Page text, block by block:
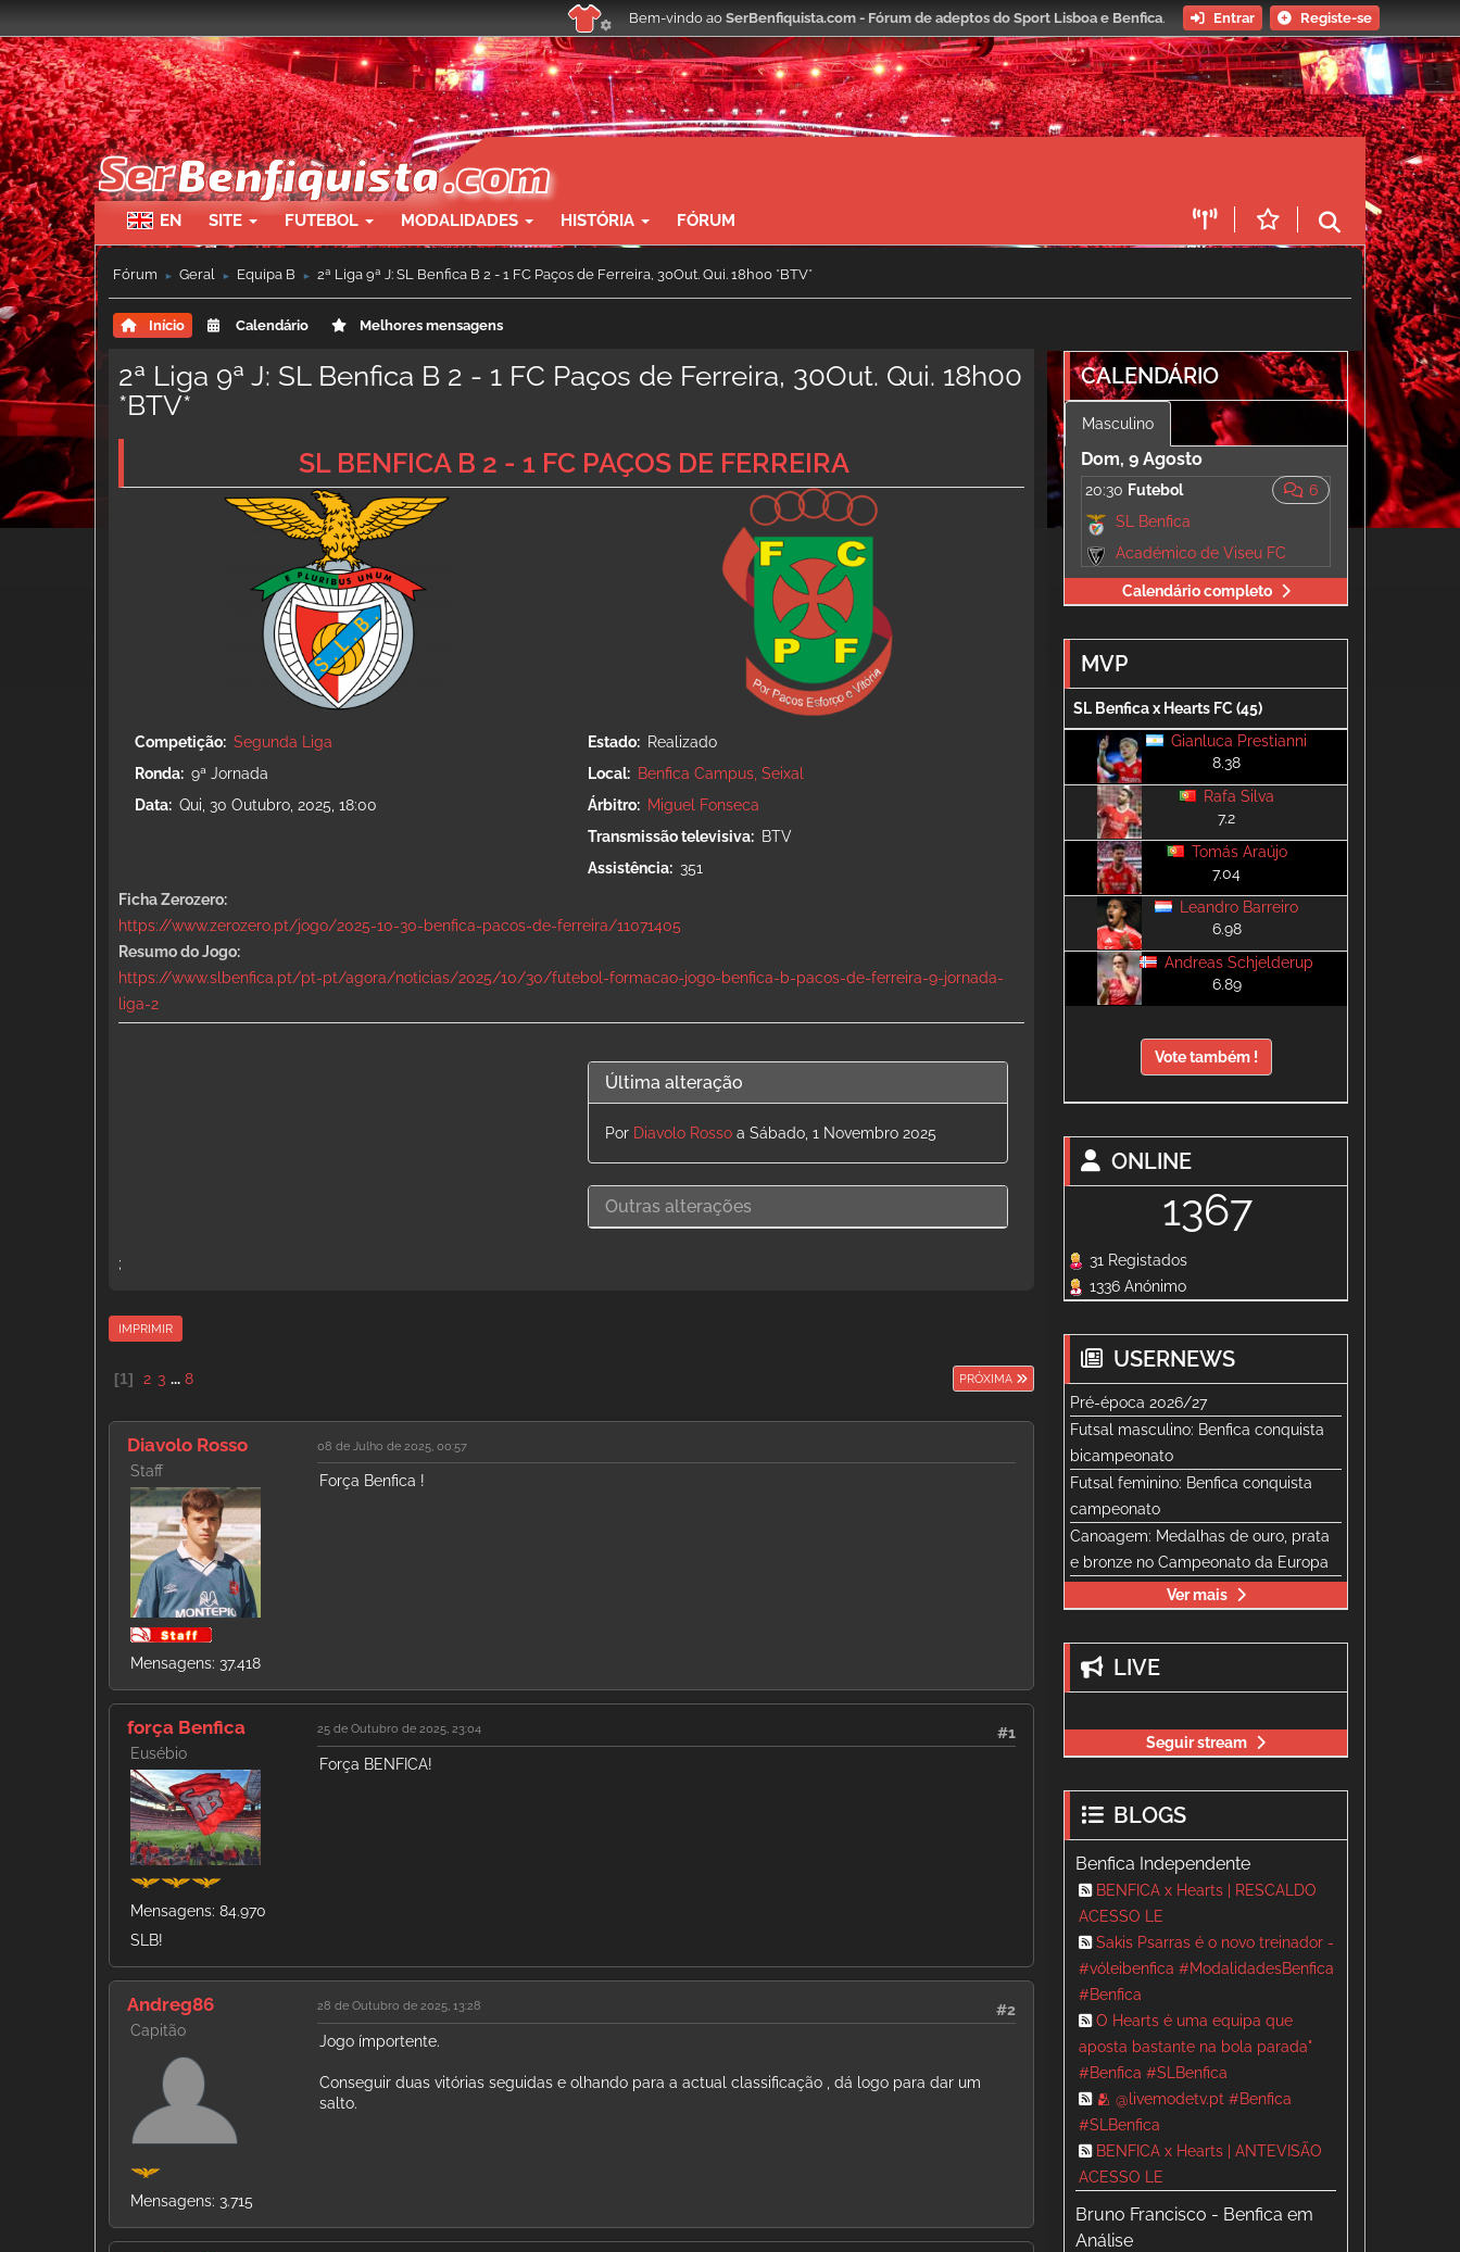
Bem-vindo ao SerBenfiquista.com - Fórum de adeptos do Sport Lisboa e Benfica. Entrar Registe-se
EN SITE FUTEBOL MODALIDADES HISTÓRIA FÓRUM
Fórum ► Geral ► Equipa B ► 2ª Liga 9ª J: SL Benfica B 2 - 1 FC Paços de Ferreira, 30Out. Qui. 18h00 *BTV*
Início Calendário Melhores mensagens
2ª Liga 9ª J: SL Benfica B 2 - 1 FC Paços de Ferreira, 30Out. Qui. 18h00
*BTV*
SL BENFICA B 2 - 1 FC PAÇOS DE FERREIRA
Competição
Segunda Liga
Ronda
9ª Jornada
Data
Qui, 30 Outubro, 2025, 18:00
Estado
Realizado
Local
Benfica Campus, Seixal
Árbitro
Miguel Fonseca
Transmissão televisiva
BTV
Assistência
351
Ficha Zerozero:
https://www.zerozero.pt/jogo/2025-10-30-benfica-pacos-de-ferreira/11071405
Resumo do Jogo:
https://www.slbenfica.pt/pt-pt/agora/noticias/2025/10/30/futebol-formacao-jogo-benfica-b-pacos-de-ferreira-9-jornada-
liga-2
Última alteração
Por Diavolo Rosso a Sábado, 1 Novembro 2025
Outras alterações
;
IMPRIMIR
1 2 3 ... 8 PRÓXIMA
Diavolo Rosso
Staff
Mensagens: 37.418
08 de Julho de 2025, 00:57
Força Benfica !
força Benfica
Eusébio
Mensagens: 84.970
SLB!
#1
25 de Outubro de 2025, 23:04
Força BENFICA!
Andreg86
Capitão
Mensagens: 3.715
#2
28 de Outubro de 2025, 13:28
Jogo ímportente.
Conseguir duas vitórias seguidas e olhando para a actual classificação , dá logo para dar um
salto.
CALENDÁRIO
Masculino
Dom, 9 Agosto
6
20:30 Futebol
SL Benfica
Académico de Viseu FC
Calendário completo
MVP
SL Benfica x Hearts FC (45)
Gianluca Prestianni
8.38
Rafa Silva
7.2
Tomás Araújo
7.04
Leandro Barreiro
6.98
Andreas Schjelderup
6.89
Vote também !
ONLINE
1367
31 Registados
1336 Anónimo
USERNEWS
Pré-época 2026/27
Futsal masculino: Benfica conquista
bicampeonato
Futsal feminino: Benfica conquista
campeonato
Canoagem: Medalhas de ouro, prata
e bronze no Campeonato da Europa
Ver mais
LIVE
Seguir stream
BLOGS
Benfica Independente
BENFICA x Hearts | RESCALDO
ACESSO LE
Sakis Psarras é o novo treinador -
#vóleibenfica #ModalidadesBenfica
#Benfica
O Hearts é uma equipa que
aposta bastante na bola parada"
#Benfica #SLBenfica
🫂 @livemodetv.pt #Benfica
#SLBenfica
BENFICA x Hearts | ANTEVISÃO
ACESSO LE
Bruno Francisco - Benfica em
Análise